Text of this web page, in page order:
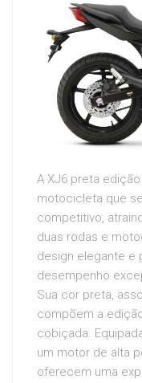
A XJ6 preta
motocicleta que
competitivo,
duas rodas e
design elegante e
desempenho
Sua cor preta,
compõem a
cobiçada.
um motor de alta
oferecem uma